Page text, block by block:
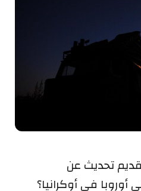
تحديث عن
أوروبا في أوكرانيا؟